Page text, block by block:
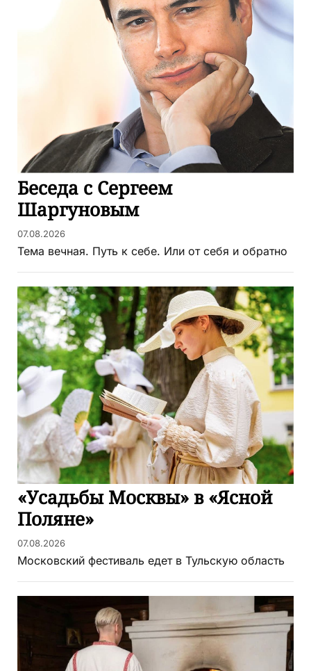
Беседа с Сергеем
Шаргуновым
07.08.2026
Тема вечная. Путь к себе. Или от себя и обратно
«Усадьбы Москвы» в «Ясной
Поляне»
07.08.2026
Московский фестиваль едет в Тульскую область